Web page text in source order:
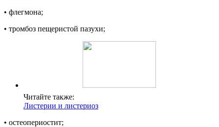
• флегмона;
• тромбоз пещеристой пазухи;
Читайте также:
Листерии и листериоз
• остеопериостит;